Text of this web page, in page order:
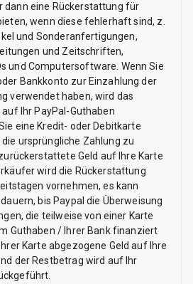
dann eine Rückerstattung für
wenn diese fehlerhaft sind, z.
und Sonderanfertigungen,
und Zeitschriften,
und Computersoftware. Wenn Sie
Bankkonto zur Einzahlung der
verwendet haben, wird das
Ihr PayPal-Guthaben
eine Kredit- oder Debitkarte
ursprüngliche Zahlung zu
Geld auf Ihre Karte
wird die Rückerstattung
vornehmen, es kann
bis Paypal die Überweisung
die teilweise von einer Karte
Guthaben / Ihrer Bank finanziert
Karte abgezogene Geld auf Ihre
der Restbetrag wird auf Ihr